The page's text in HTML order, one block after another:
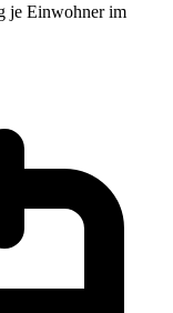
je Einwohner im